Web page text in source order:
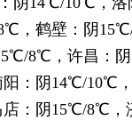
，鹤壁：阴
8℃，许昌：
：阴14℃/10℃
：阴15℃/8℃，